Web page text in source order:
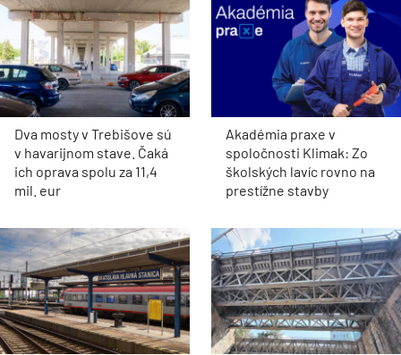
Dva mosty v Trebišove sú
v havarijnom stave. Čaká
ich oprava spolu za 11,4
mil. eur
Akadémia praxe v
spoločnosti Klimak: Zo
školských lavíc rovno na
prestížne stavby